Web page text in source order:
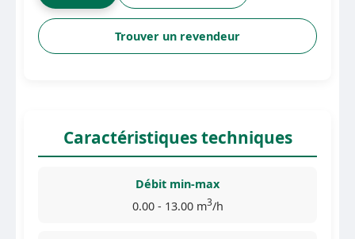
Trouver un revendeur
Caractéristiques techniques
Débit min-max
0.00 - 13.00 m3/h